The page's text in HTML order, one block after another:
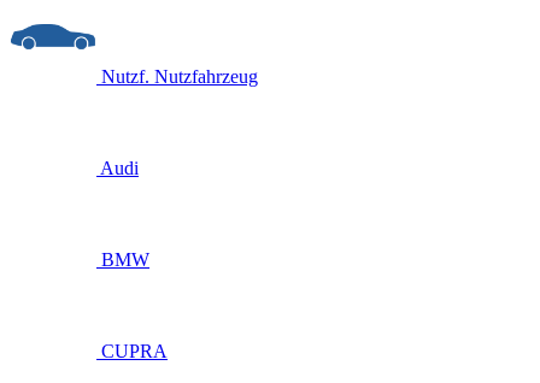
Nutzf. Nutzfahrzeug
Audi
BMW
CUPRA